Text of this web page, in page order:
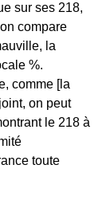
sur ses 218,
compare
la
%.
comme [la
on peut
le 218 à
toute